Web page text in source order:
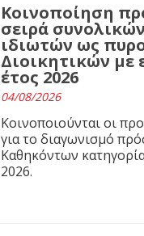
Κοινοποίηση
σειρά
ιδιωτών ως
Διοικητικών με
έτος 2026
04/08/2026
Κοινοποιούνται οι
για το διαγωνισμό
Καθηκόντων
2026.